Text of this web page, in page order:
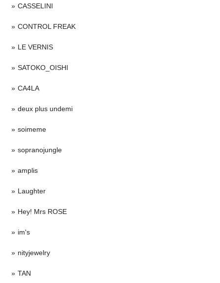
CASSELINI
CONTROL FREAK
LE VERNIS
SATOKO_OISHI
CA4LA
deux plus undemi
soimeme
sopranojungle
amplis
Laughter
Hey! Mrs ROSE
im's
nityjewelry
TAN